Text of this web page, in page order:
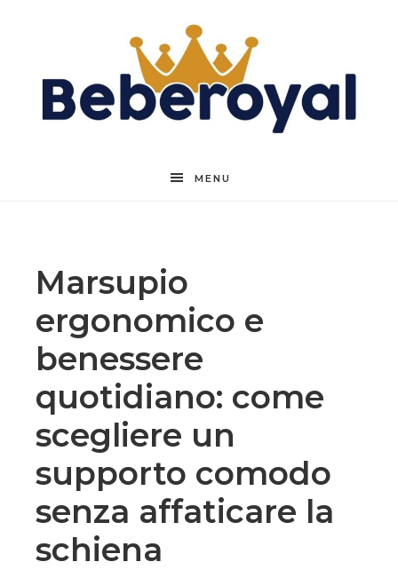
Beberoyal
MENU
Marsupio
ergonomico e
benessere
quotidiano: come
scegliere un
supporto comodo
senza affaticare la
schiena